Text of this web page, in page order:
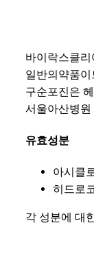
바이락스클
일반의약품
구순포진은
서울아산병
유효성분
아시클
히드로
각 성분에 대